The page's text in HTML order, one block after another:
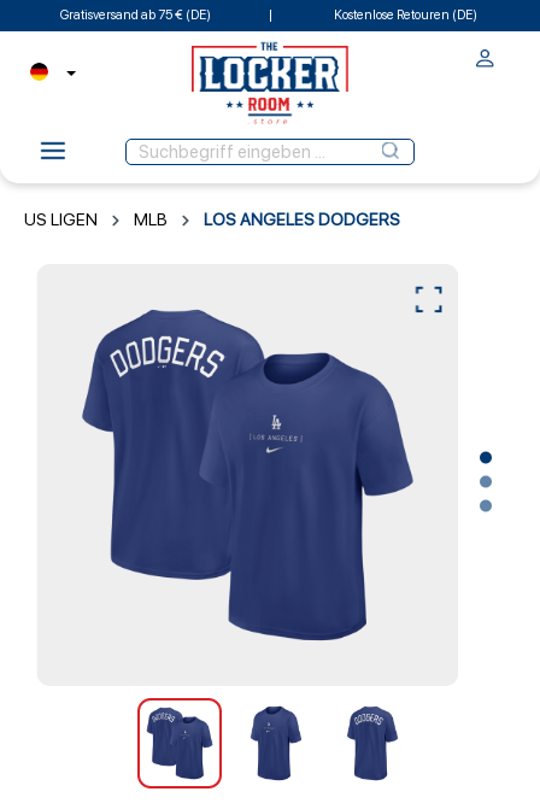
Gratisversand ab 75 € (DE) Kostenlose Retouren (DE)
US LIGEN MLB LOS ANGELES DODGERS